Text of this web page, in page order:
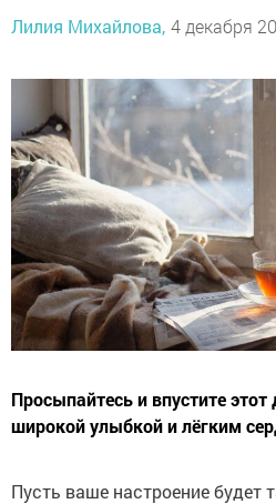
Лилия Михайлова, 4 декабря
Просыпайтесь и впустите
широкой улыбкой и лёгким
Пусть ваше настроение будет